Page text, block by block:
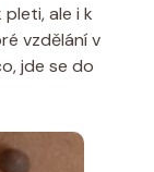
ale i k
vzdělání v
jde se do